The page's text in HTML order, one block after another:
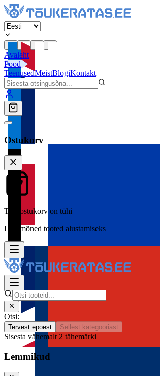
Avaleht
Pood
TeenusedMeistBlogiKontakt
Ostukorv
Teie ostukorv on tühi
Lisa mõned tooted alustamiseks
Otsi:
Tervest epoest Sellest kategooriast
Sisesta vähemalt 2 tähemärki
Lemmikud